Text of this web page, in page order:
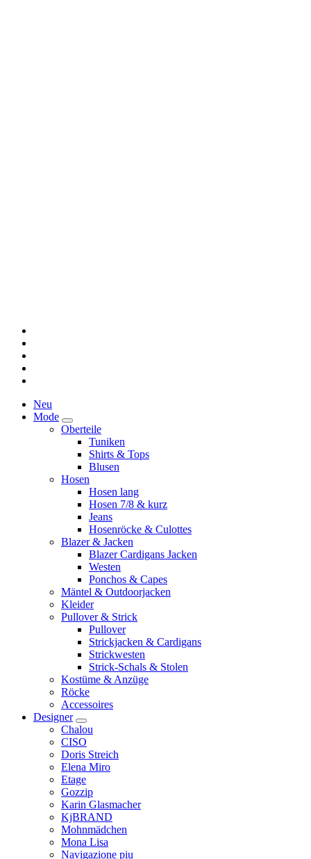
Neu
Mode
Oberteile
Tuniken
Shirts & Tops
Blusen
Hosen
Hosen lang
Hosen 7/8 & kurz
Jeans
Hosenröcke & Culottes
Blazer & Jacken
Blazer Cardigans Jacken
Westen
Ponchos & Capes
Mäntel & Outdoorjacken
Kleider
Pullover & Strick
Pullover
Strickjacken & Cardigans
Strickwesten
Strick-Schals & Stolen
Kostüme & Anzüge
Röcke
Accessoires
Designer
Chalou
CISO
Doris Streich
Elena Miro
Etage
Gozzip
Karin Glasmacher
KjBRAND
Mohnmädchen
Mona Lisa
Navigazione piu